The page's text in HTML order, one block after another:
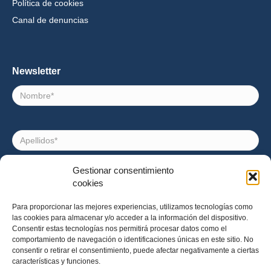
Gestionar consentimiento
cookies
Para proporcionar las mejores experiencias, utilizamos tecnologías como
las cookies para almacenar y/o acceder a la información del dispositivo.
Consentir estas tecnologías nos permitirá procesar datos como el
comportamiento de navegación o identificaciones únicas en este sitio. No
consentir o retirar el consentimiento, puede afectar negativamente a ciertas
características y funciones.
Política de cookies
Canal de denuncias
Newsletter
Nombre
Apellidos
Consentimiento
Acepto recibir noticias e invitaciones a eventos de
Impact Hub Barcelona